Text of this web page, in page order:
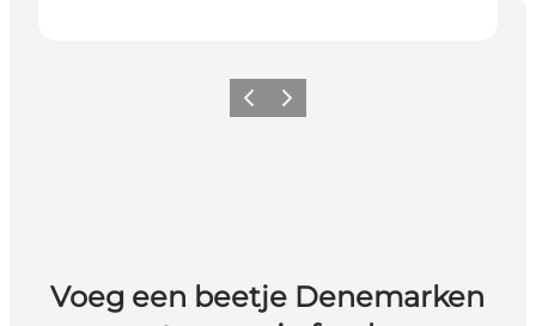
Vorige Volgende
Voeg een beetje Denemarken